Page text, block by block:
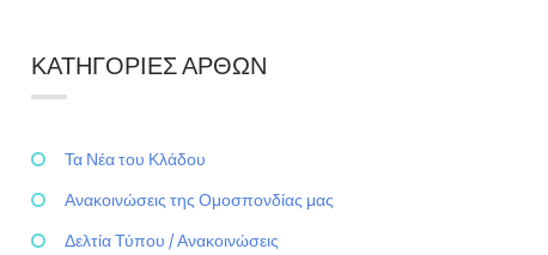
ΚΑΤΗΓΟΡΊΕΣ ΆΡΘΩΝ
Τα Νέα του Κλάδου
Ανακοινώσεις της Ομοσπονδίας μας
Δελτία Τύπου / Ανακοινώσεις